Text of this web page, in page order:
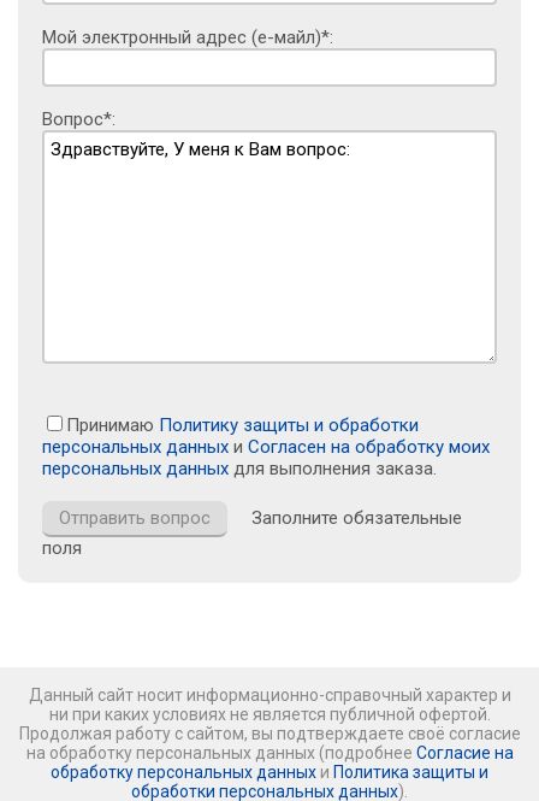
Мой электронный адрес (е-майл)*:
Вопрос*:
Принимаю Политику защиты и обработки
персональных данных и Согласен на обработку моих
персональных данных для выполнения заказа.
Заполните обязательные
поля
Данный сайт носит информационно-справочный характер и
ни при каких условиях не является публичной офертой.
Продолжая работу с сайтом, вы подтверждаете своё согласие
на обработку персональных данных (подробнее Согласие на
обработку персональных данных и Политика защиты и
обработки персональных данных).